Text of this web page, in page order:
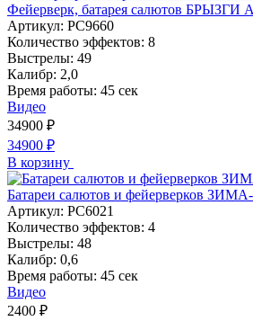
Фейерверк, батарея салютов БРЫЗГИ
Артикул: РС9660
Количество эффектов: 8
Выстрелы: 49
Калибр: 2,0
Время работы: 45 сек
Видео
34900 ₽
34900 ₽
В корзину
Батареи салютов и фейерверков
Артикул: РС6021
Количество эффектов: 4
Выстрелы: 48
Калибр: 0,6
Время работы: 45 сек
Видео
2400 ₽